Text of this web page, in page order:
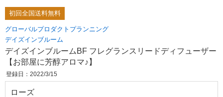
初回全国送料無料
グローバルプロダクトプランニング
デイズインブルーム
デイズインブルームBF フレグランスリードディフューザー
【お部屋に芳醇アロマ♪】
登録日：2022/3/15
ローズ